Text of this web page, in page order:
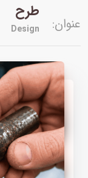
عنوان:
طرح
Design